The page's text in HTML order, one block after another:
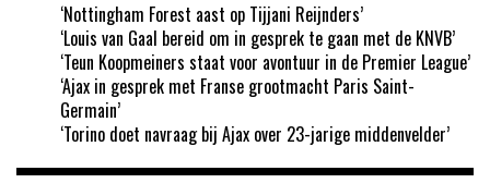
‘Nottingham Forest aast op Tijjani Reijnders’
‘Louis van Gaal bereid om in gesprek te gaan met de KNVB’
‘Teun Koopmeiners staat voor avontuur in de Premier League’
‘Ajax in gesprek met Franse grootmacht Paris Saint-
Germain’
‘Torino doet navraag bij Ajax over 23-jarige middenvelder’